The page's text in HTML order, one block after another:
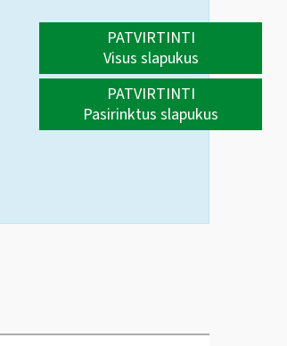
PATVIRTINTI
Visus slapukus
PATVIRTINTI
Pasirinktus slapukus